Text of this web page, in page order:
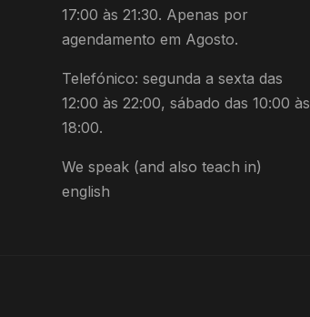
17:00 às 21:30. Apenas por
agendamento em Agosto.
Telefónico: segunda a sexta das
12:00 às 22:00, sábado das 10:00 às
18:00.
We speak (and also teach in)
english